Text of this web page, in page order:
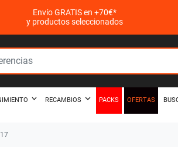
Envío GRATIS en +70€*
y productos seleccionados
RECAMBIOS PACKS OFERTAS